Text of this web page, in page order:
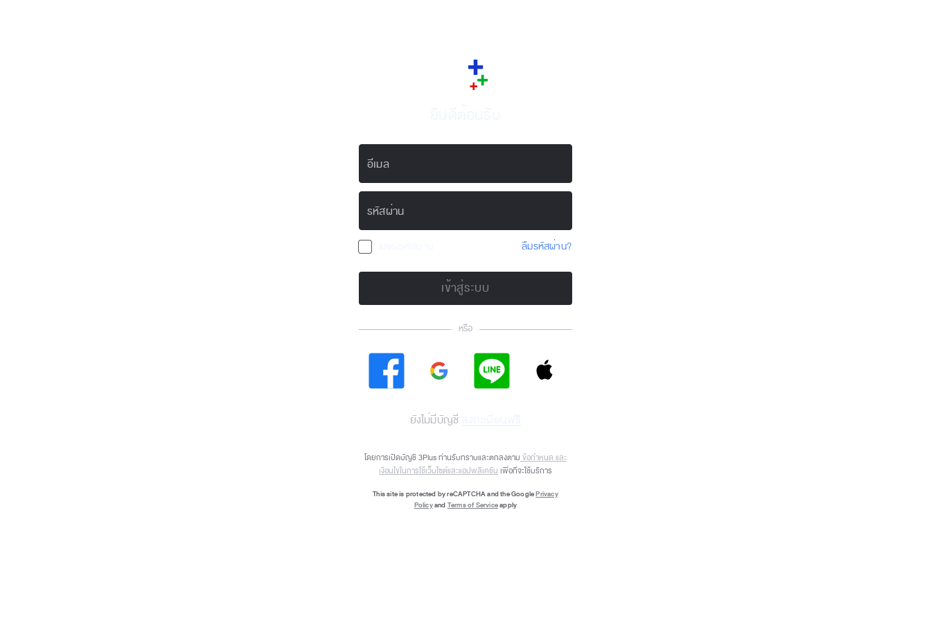
อีเมล
รหัสผ่าน
ลืมรหัสผ่าน?
เข้าสู่ระบบ
หรือ
ยังไม่มีบัญชี
โดยการเปิดบัญชี 3Plus ท่านรับทราบและตกลงตาม ข้อกำหนด และ
เงื่อนไขในการใช้เว็บไซต์และแอปพลิเคชัน เพื่อที่จะใช้บริการ
This site is protected by reCAPTCHA and the GooglePrivacy
PolicyandTerms of Serviceapply